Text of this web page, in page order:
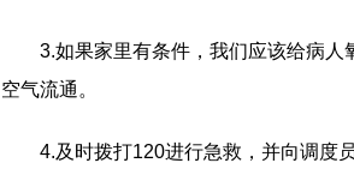
3.如果家里有条件，我们应该给病
空气流通。
4.及时拨打120进行急救，并向调度